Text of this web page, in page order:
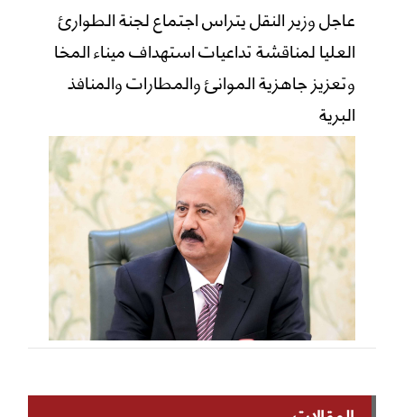
عاجل وزير النقل يتراس اجتماع لجنة الطوارئ
العليا لمناقشة تداعيات استهداف ميناء المخا
وتعزيز جاهزية الموانئ والمطارات والمنافذ
البرية